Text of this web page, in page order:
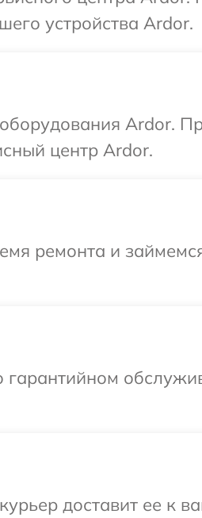
устройства Ardor.
Ardor.
центр Ardor.
ремонта и
доставит ее к